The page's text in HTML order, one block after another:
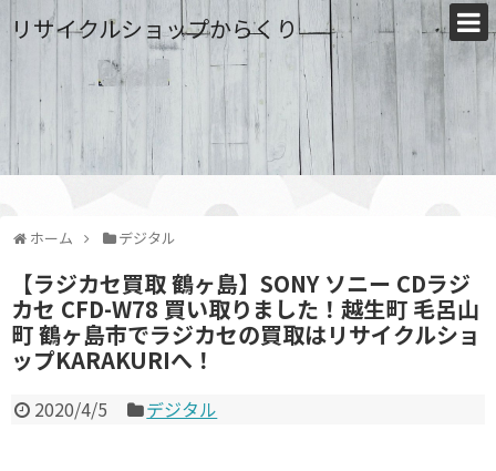
リサイクルショップからくり
ホーム デジタル
【ラジカセ買取 鶴ヶ島】SONY ソニー CDラジ
カセ CFD-W78 買い取りました！越生町 毛呂山
町 鶴ヶ島市でラジカセの買取はリサイクルショ
ップKARAKURIへ！
2020/4/5 デジタル